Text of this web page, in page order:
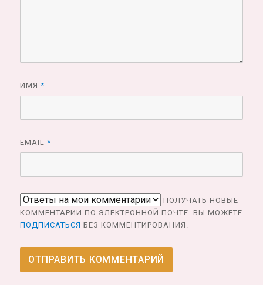
ИМЯ*
EMAIL*
ПОЛУЧАТЬ НОВЫЕ
КОММЕНТАРИИ ПО ЭЛЕКТРОННОЙ ПОЧТЕ. ВЫ МОЖЕТЕ
ПОДПИСАТЬСЯ БЕЗ КОММЕНТИРОВАНИЯ.